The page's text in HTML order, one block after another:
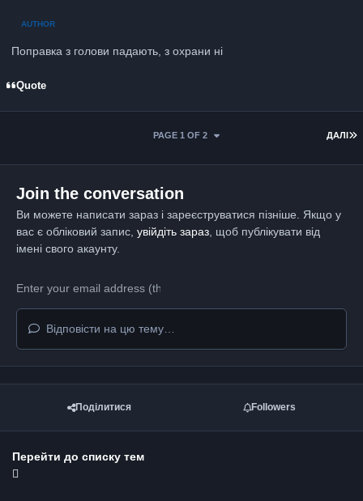
AUTHOR
Поправка з голови падають, з охрани ні
Quote
ДАЛІ
PAGE 1 OF 2
Join the conversation
Ви можете написати зараз і зареєструватися пізніше. Якщо у
вас є обліковий запис, увійдіть зараз, щоб публікувати від
імені свого акаунту.
Відповісти на цю тему…
Поділитися Followers
Перейти до списку тем